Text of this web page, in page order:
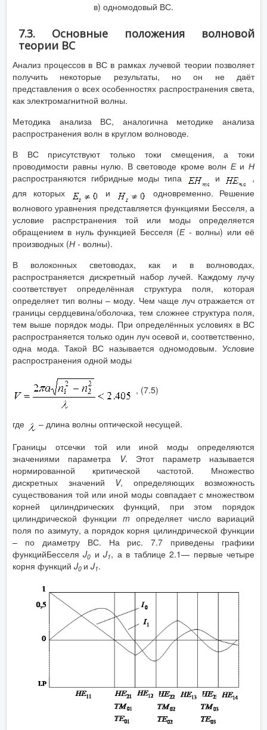
в) одномодовый ВС.
7.3. Основные положения волновой
теории ВС
Анализ процессов в ВС в рамках лучевой теории позволяет
получить некоторые результаты, но он не даёт
представления о всех особенностях распространения света,
как электромагнитной волны.
Методика анализа ВС, аналогична методике анализа
распространения волн в круглом волноводе.
В ВС присутствуют только токи смещения, а токи
проводимости равны нулю. В световоде кроме волн ЕиН
распространяются гибридные моды типа
и
,
для которых
и
одновременно. Решение
волнового уравнения представляется функциями Бесселя, а
условие распрстранения той или моды определяется
обращением в нуль функцией Бесселя (Е - волны) или её
производных (Н - волны).
В волоконных световодах, как и в волноводах,
распространяется дискретный набор лучей. Каждому лучу
соответствует определённая структура поля, которая
определяет тип волны – моду. Чем чаще луч отражается от
границы сердцевина/оболочка, тем сложнее структура поля,
тем выше порядок моды. При определённых условиях в ВС
распространяется только один луч осевой и, соответственно,
одна мода. Такой ВС называется одномодовым. Условие
распространения одной моды
, (7.5)
где
– длина волны оптической несущей.
Границы отсечки той или иной моды определяются
значениями параметра
V. Этот параметр называется
нормированной критической частотой. Множество
дискретных значений V, определяющих возможность
существования той или иной моды совпадает с множеством
корней цилиндрических функций, при этом порядок
цилиндрической функции m определяет число вариаций
поля по азимуту, а порядок корня цилиндрической функции
– по диаметру ВС. На рис. 7.7 приведены графики
функцийБесселяJ0 иJ1, а в таблице 2.1— первые четыре
корня функций J0 и J1.